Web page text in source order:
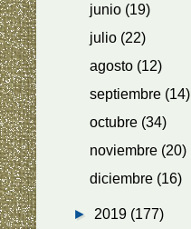
junio (19)
julio (22)
agosto (12)
septiembre (14)
octubre (34)
noviembre (20)
diciembre (16)
► 2019 (177)